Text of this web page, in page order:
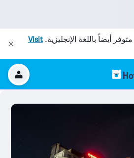
متوفر أيضاً باللغة الإنجليزية.Visit